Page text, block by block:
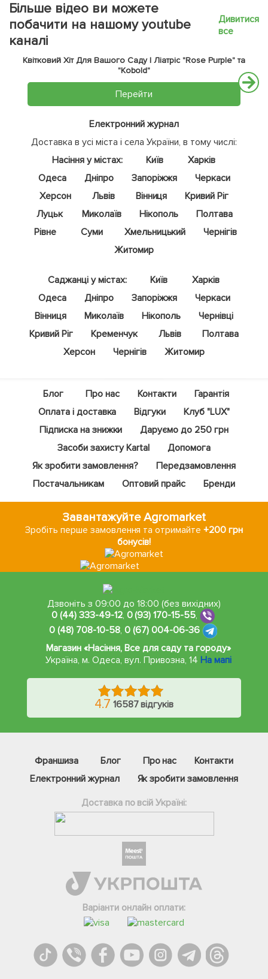
Більше відео ви можете
побачити на нашому youtube
каналі
Дивитися
все
Квітковий Хіт Для Вашого Саду | Ліатріс "Rose Purple" та
"Kobold"
Перейти
Електронний журнал
Доставка в усі міста і села України, в тому числі:
Насіння у містах:
Київ
Харків
Одеса
Дніпро Запоріжжя
Черкаси
Херсон
Львів Вінниця
Кривий Ріг
Луцьк
Миколаїв Нікополь
Полтава
Рівне
Суми Хмельницький
Чернігів
Житомир
Саджанці у містах: Київ
Харків
Одеса
Дніпро Запоріжжя
Черкаси
Вінниця
Миколаїв Нікополь
Чернівці
Кривий Ріг
Кременчук Львів
Полтава
Херсон
Чернігів Житомир
Блог Про нас Контакти
Гарантія
Оплата і доставка
Відгуки
Клуб "LUX"
Підписка на знижки
Даруємо до 250 грн
Засоби захисту Kartal
Допомога
Як зробити замовлення?
Передзамовлення
Постачальникам
Оптовий прайс Бренди
Завантажуйте Agromarket
Зробіть перше замовлення та отримайте+200 грн
бонусів!
Дзвоніть з 09:00 до 18:00 (без вихідних)
0 (44) 333-49-12, 0 (93) 170-15-55,
0 (48) 708-10-58, 0 (67) 004-06-36
Магазин «Насіння, Все для саду та городу»
Україна, м. Одеса,вул. Привозна, 14 На мапі
4.7 16587 відгуків
Франшиза Блог Про нас
Контакти
Електронний журнал
Як зробити замовлення
Доставка по всій Україні:
Варіанти онлайн оплати:
Телеграм
Вайбер
Онлайн чат